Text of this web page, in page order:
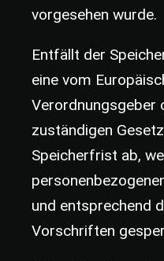
vorgesehen wurde.
Entfällt der
eine vom
Verordnungsgeber
zuständigen
Speicherfrist ab,
und entsprechend
Vorschriften